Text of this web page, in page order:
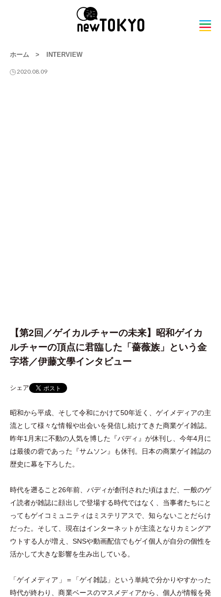
ホーム > INTERVIEW
2020.08.09
【第2回／ゲイカルチャーの未来】昭和ゲイカ
ルチャーの頂点に君臨した「薔薇族」という金
字塔／伊藤文學インタビュー
シェア
昭和から平成、そして令和にかけて50年近く、ゲイメディアの主
流として様々な情報や出会いを発信し続けてきた商業ゲイ雑誌。
昨年1月末に不動の人気を博した『バディ』が休刊し、今年4月に
は最後の砦であった『サムソン』も休刊。日本の商業ゲイ雑誌の
歴史に幕を下ろした。
時代を遡ること26年前、バディが創刊された頃はまだ、一般のゲ
イ読者が雑誌に顔出しで登場する時代ではなく、当事者たちにと
ってもゲイコミュニティはミステリアスで、知らないことだらけ
だった。そして、現在はインターネットが主流となりカミングア
ウトする人が増え、SNSや動画配信でもゲイ個人が自分の個性を
活かして大きな影響を生み出している。
「ゲイメディア 」 ＝ 「ゲイ雑誌 」
という単純で分かりやすかった
時代が終わり、商業ベースのマスメディアから、個人が情報を発